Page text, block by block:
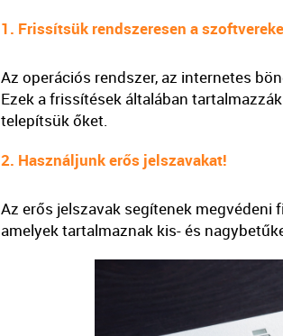
1. Frissítsük rendszeresen a
Az operációs rendszer, az internetes
Ezek a frissítések általában
telepítsük őket.
2. Használjunk erős jelszavakat!
Az erős jelszavak segítenek
amelyek tartalmaznak kis- és